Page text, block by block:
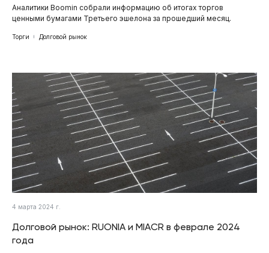
Аналитики Boomin собрали информацию об итогах торгов
ценными бумагами Третьего эшелона за прошедший месяц.
Торги Долговой рынок
4 марта 2024 г.
Долговой рынок: RUONIA и MIACR в феврале 2024
года